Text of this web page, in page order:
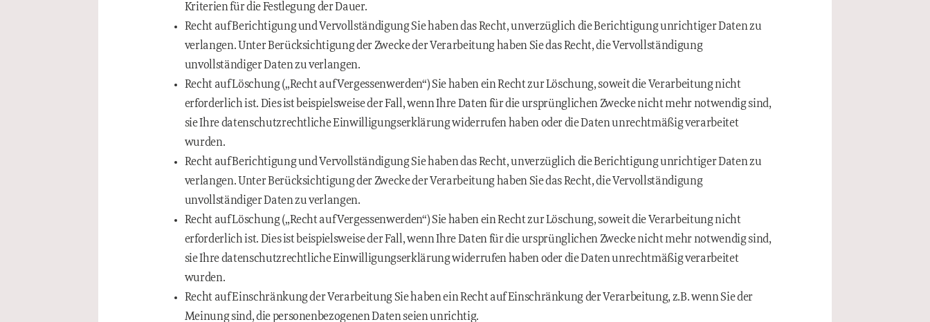
Kriterien für die Festlegung der Dauer.
Recht auf Berichtigung und Vervollständigung Sie haben das Recht, unverzüglich die Berichtigung unrichtiger Daten zu
verlangen. Unter Berücksichtigung der Zwecke der Verarbeitung haben Sie das Recht, die Vervollständigung
unvollständiger Daten zu verlangen.
Recht auf Löschung („Recht auf Vergessenwerden“) Sie haben ein Recht zur Löschung, soweit die Verarbeitung nicht
erforderlich ist. Dies ist beispielsweise der Fall, wenn Ihre Daten für die ursprünglichen Zwecke nicht mehr notwendig sind,
sie Ihre datenschutzrechtliche Einwilligungserklärung widerrufen haben oder die Daten unrechtmäßig verarbeitet
wurden.
Recht auf Berichtigung und Vervollständigung Sie haben das Recht, unverzüglich die Berichtigung unrichtiger Daten zu
verlangen. Unter Berücksichtigung der Zwecke der Verarbeitung haben Sie das Recht, die Vervollständigung
unvollständiger Daten zu verlangen.
Recht auf Löschung („Recht auf Vergessenwerden“) Sie haben ein Recht zur Löschung, soweit die Verarbeitung nicht
erforderlich ist. Dies ist beispielsweise der Fall, wenn Ihre Daten für die ursprünglichen Zwecke nicht mehr notwendig sind,
sie Ihre datenschutzrechtliche Einwilligungserklärung widerrufen haben oder die Daten unrechtmäßig verarbeitet
wurden.
Recht auf Einschränkung der Verarbeitung Sie haben ein Recht auf Einschränkung der Verarbeitung, z.B. wenn Sie der
Meinung sind, die personenbezogenen Daten seien unrichtig.